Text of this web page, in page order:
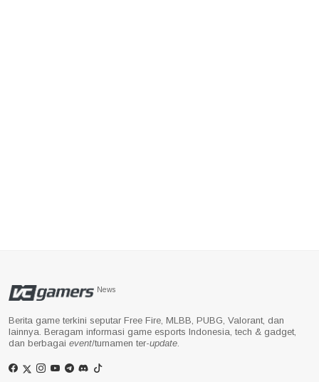
News
Berita game terkini seputar Free Fire, MLBB, PUBG, Valorant, dan
lainnya. Beragam informasi game esports Indonesia, tech & gadget,
dan berbagai event/turnamen ter-update